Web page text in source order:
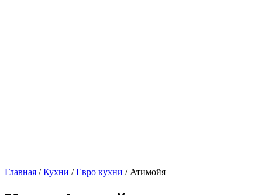
Главная /Кухни /Евро кухни / Атимойя